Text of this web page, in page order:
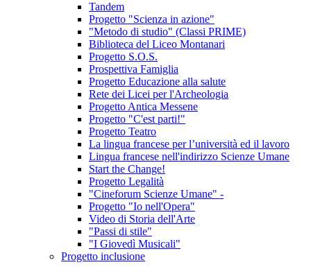
Tandem
Progetto "Scienza in azione"
"Metodo di studio" (Classi PRIME)
Biblioteca del Liceo Montanari
Progetto S.O.S.
Prospettiva Famiglia
Progetto Educazione alla salute
Rete dei Licei per l'Archeologia
Progetto Antica Messene
Progetto "C'est parti!"
Progetto Teatro
La lingua francese per l’università ed il lavoro
Lingua francese nell'indirizzo Scienze Umane
Start the Change!
Progetto Legalità
"Cineforum Scienze Umane" -
Progetto "Io nell'Opera"
Video di Storia dell'Arte
"Passi di stile"
"I Giovedì Musicali"
Progetto inclusione